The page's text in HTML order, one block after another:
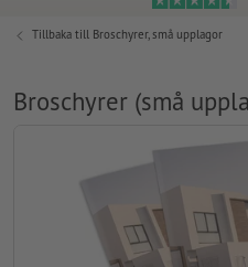
Tillbaka till Broschyrer, små upplagor
Broschyrer (små